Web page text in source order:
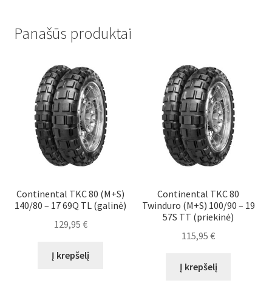
Panašūs produktai
Continental TKC 80 (M+S)
140/80 – 17 69Q TL (galinė)
129,95 €
Į krepšelį
Continental TKC 80
Twinduro (M+S) 100/90 – 19
57S TT (priekinė)
115,95€
Į krepšelį